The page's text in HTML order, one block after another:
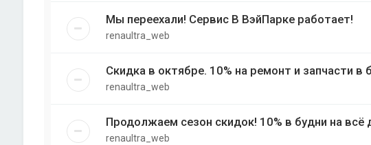
Мы переехали! Сервис В ВэйПарке работает!
renaultra_web
Скидка в октябре. 10% на ремонт и запчасти в
renaultra_web
Продолжаем сезон скидок! 10% в будни на всё
renaultra_web